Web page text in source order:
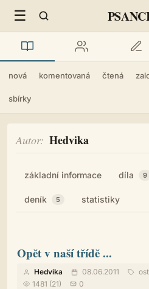
☰
nová komentovaná čtená
sbírky
Autor Hedvika
základní informace díla 9
deník 5 statistiky
Opět v naší třídě ...
Hedvika 08.06.2011
1481 (21)
0